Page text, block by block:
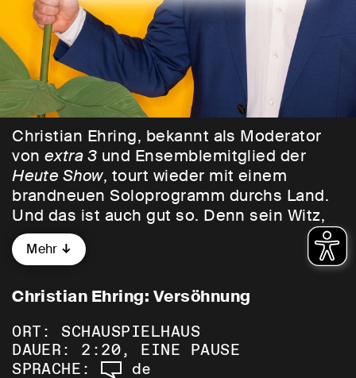
Christian Ehring, bekannt als Moderator
von extra 3 und Ensemblemitglied der
Heute Show, tourt wieder mit einem
brandneuen Soloprogramm durchs Land.
Und das ist auch gut so. Denn sein Witz,
seine Spontaneität und seine Empathie
werden überall gebraucht. Vor allem hier,
werden die Gräben tiefer, die Fronten
härter und die Sitten rauer. Konflikte
Mehr
Christian Ehring: Versöhnung
ORT: SCHAUSPIELHAUS
DAUER: 2:20, EINE PAUSE
SPRACHE:
de